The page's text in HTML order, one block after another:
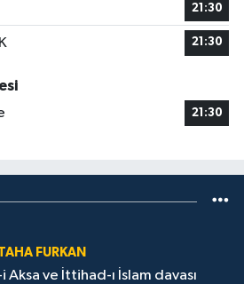
21:30
21:30
21:30
FURKAN
Aksa ve İttihad-ı İslam davası